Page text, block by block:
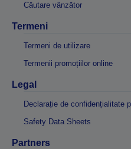
Căutare vânzător
Termeni
Termeni de utilizare
Termenii promoțiilor online
Legal
Declarație de confidențialitate
Safety Data Sheets
Partners